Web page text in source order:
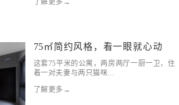
75㎡简约风格，看一眼就心动
这套75平米的公寓，两房两厅一厨一卫，住
着一对夫妻与两只猫咪...
了解更多→